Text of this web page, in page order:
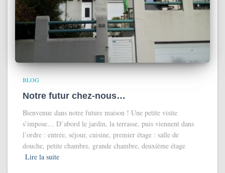
BLOG
Notre futur chez-nous…
Bienvenue dans notre future maison ! Une petite visite
s’impose… D’abord le jardin, la terrasse, puis viennent dans
l’ordre : entrée, séjour, cuisine, premier étage : salle de
douche, petite chambre, grande chambre, deuxième étage
Lire la suite